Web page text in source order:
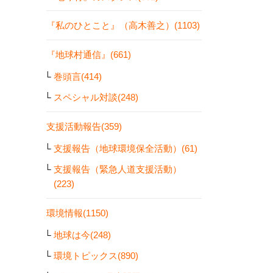
『私のひとこと』（高木善之）(1103)
『地球村通信』(661)
巻頭言(414)
スペシャル対談(248)
支援活動報告(359)
支援報告（地球環境保全活動）(61)
支援報告（緊急人道支援活動）
(223)
環境情報(1150)
地球は今(248)
環境トピックス(890)